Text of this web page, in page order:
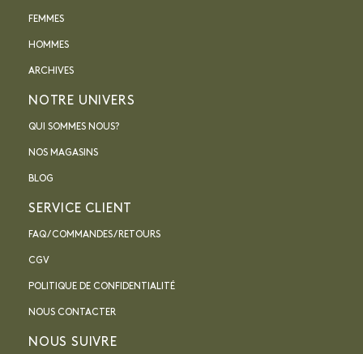
FEMMES
HOMMES
ARCHIVES
NOTRE UNIVERS
QUI SOMMES NOUS?
NOS MAGASINS
BLOG
SERVICE CLIENT
FAQ / COMMANDES / RETOURS
CGV
POLITIQUE DE CONFIDENTIALITÉ
NOUS CONTACTER
NOUS SUIVRE